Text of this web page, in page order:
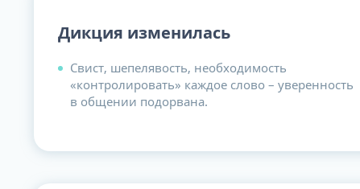
Дикция изменилась
Свист, шепелявость, необходимость
«контролировать» каждое слово – уверенность
в общении подорвана.